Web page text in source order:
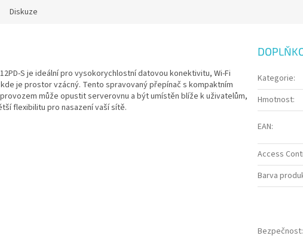
Diskuze
S je ideální pro vysokorychlostní datovou konektivitu, Wi-Fi
je prostor vzácný. Tento spravovaný přepínač s kompaktním
může opustit serverovnu a být umístěn blíže k uživatelům,
flexibilitu pro nasazení vaší sítě.
Kategorie:
Hmotnost:
EAN:
Access
Barva
Bezpečnost: